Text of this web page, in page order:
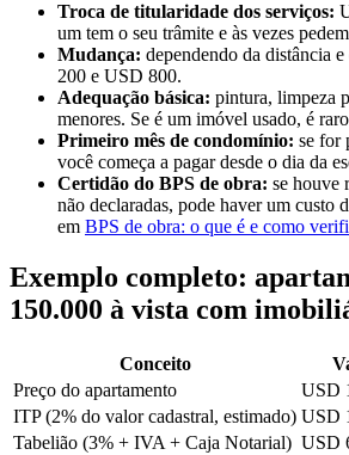
Troca de titularidade dos serviços:
um tem o seu trâmite e às vezes
Mudança: dependendo da distância
200 e USD 800.
Adequação básica: pintura, limpeza
menores. Se é um imóvel usado, é
Primeiro mês de condomínio: se for
você começa a pagar desde o dia da
Certidão do BPS de obra: se houve
não declaradas, pode haver um custo
em BPS de obra: o que é e como
Exemplo completo:
150.000 à vista com
Conceito
Preço do apartamento
USD
ITP (2% do valor cadastral, estimado) USD
Tabelião (3% + IVA + Caja Notarial) USD